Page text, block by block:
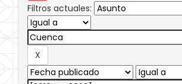
Filtros actuales: